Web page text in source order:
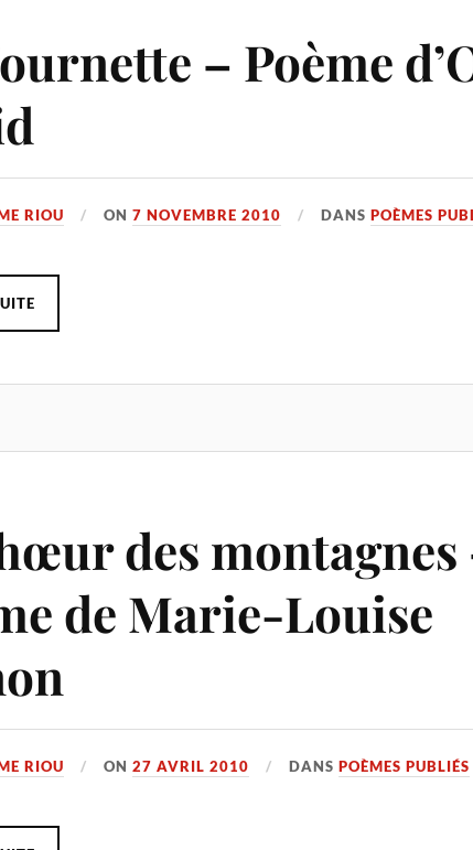
– Poème
RIOU ON7 NOVEMBRE 2010 DANSPOÈMES
des montagnes
de Marie-Louise
RIOU ON27 AVRIL 2010 DANSPOÈMES PUBLIÉS